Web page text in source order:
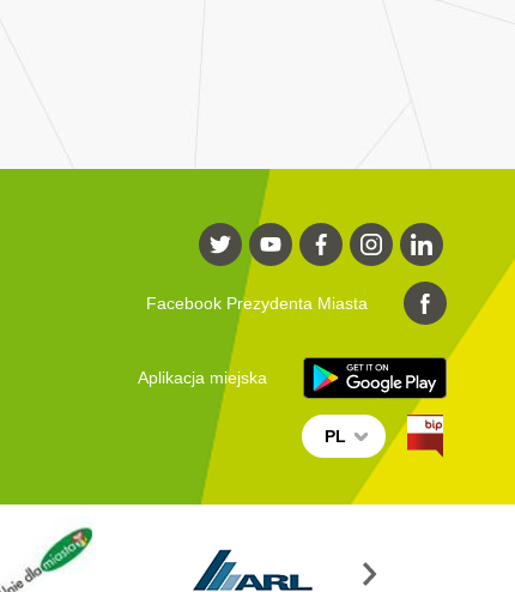
Facebook Prezydenta Miasta
Aplikacja miejska
PL